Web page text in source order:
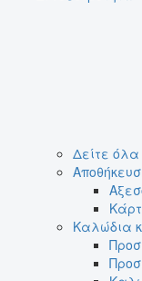
Δείτε όλα
Καλώδια